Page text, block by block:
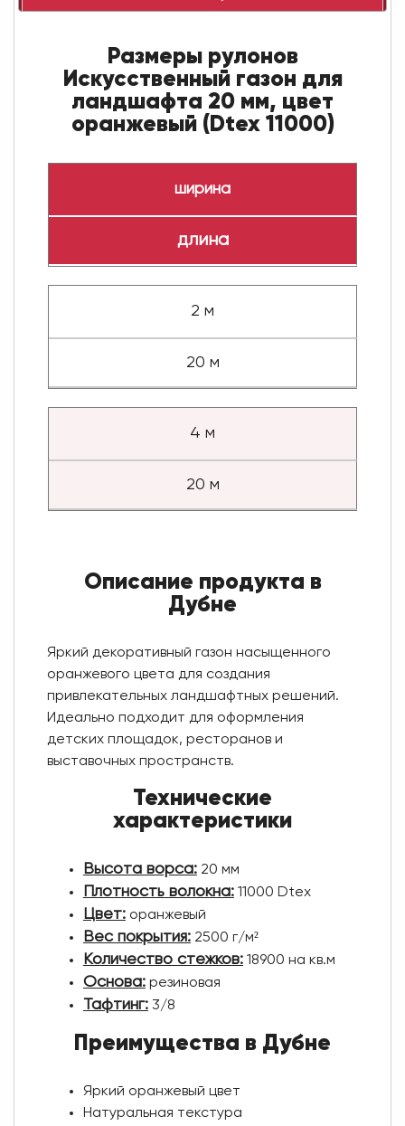
Размеры рулонов
Искусственный газон для
ландшафта 20 мм, цвет
оранжевый (Dtex 11000)
ширина
длина
2 м
20 м
4 м
20 м
Описание продукта в
Дубне
Яркий декоративный газон насыщенного
оранжевого цвета для создания
привлекательных ландшафтных решений.
Идеально подходит для оформления
детских площадок, ресторанов и
выставочных пространств.
Технические
характеристики
Высота ворса:20 мм
Плотность волокна:11000 Dtex
Цвет:оранжевый
Вес покрытия:2500 г/м²
Количество стежков:18900 на кв.м
Основа:резиновая
Тафтинг:3/8
Преимущества в Дубне
Яркий оранжевый цвет
Натуральная текстура